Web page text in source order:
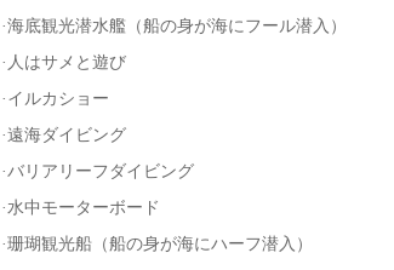
·海底観光潜水艦（船の身が海にフール潜入）
·人はサメと遊び
·イルカショー
·遠海ダイビング
·バリアリーフダイビング
·水中モーターボード
·珊瑚観光船（船の身が海にハーフ潜入）